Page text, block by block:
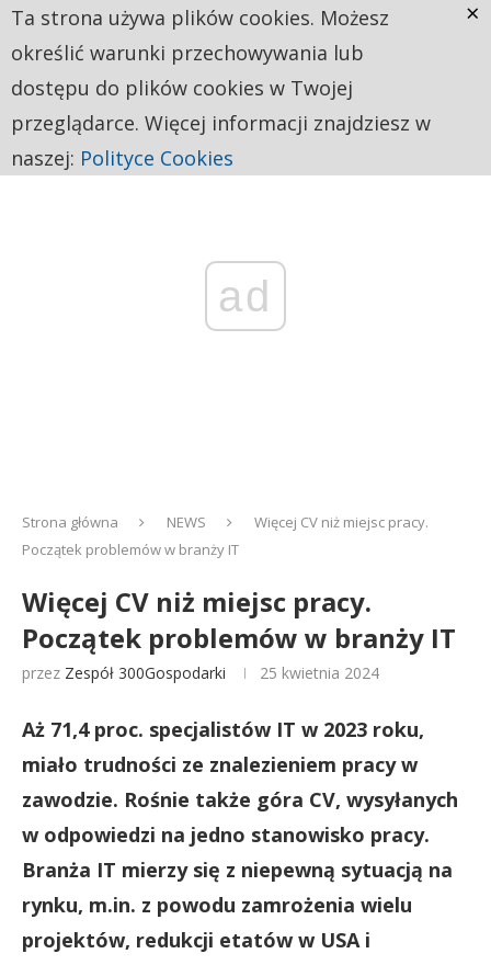
ad
Strona główna NEWS
Więcej CV niż miejsc pracy.
Początek problemów w branży IT
Więcej CV niż miejsc pracy.
Początek problemów w branży IT
przez Zespół 300Gospodarki 25 kwietnia 2024
Aż 71,4 proc. specjalistów IT w 2023 roku,
miało trudności ze znalezieniem pracy w
zawodzie. Rośnie także góra CV, wysyłanych
w odpowiedzi na jedno stanowisko pracy.
Branża IT mierzy się z niepewną sytuacją na
rynku, m.in. z powodu zamrożenia wielu
projektów, redukcji etatów w USA i
Ta strona używa plików cookies. Możesz
określić warunki przechowywania lub
dostępu do plików cookies w Twojej
przeglądarce. Więcej informacji znajdziesz w
naszej: Polityce Cookies
×